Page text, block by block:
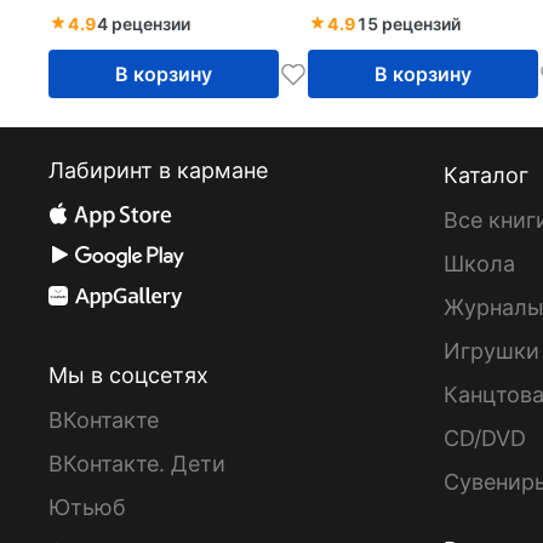
Ивановой. ФГОС
4.94 рецензии
В корзину
4.915 рецензий
В корзину
Лабиринт в кармане
Мы в соцсетях
ВКонтакте
ВКонтакте. Дети
Ютьюб
Каталог
Все
Школа
Журналы
Игрушки
CD/DVD